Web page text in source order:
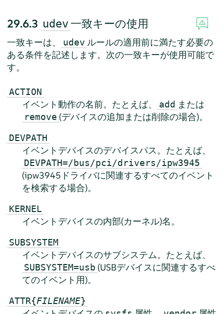
29.6.3 udev 一致キーの使用
一致キーは、 udev ルールの適用前に満たす必要の
ある条件を記述します。次の一致キーが使用可能で
す。
ACTION
イベント動作の名前。たとえば、 add または
remove (デバイスの追加または削除の場合)。
DEVPATH
イベントデバイスのデバイスパス。たとえば、
DEVPATH=/bus/pci/drivers/ipw3945
(ipw3945ドライバに関連するすべてのイベント
を検索する場合)。
KERNEL
イベントデバイスの内部(カーネル)名。
SUBSYSTEM
イベントデバイスのサブシステム。たとえば、
SUBSYSTEM=usb (USBデバイスに関連するすべ
てのイベント用)。
ATTR{FILENAME}